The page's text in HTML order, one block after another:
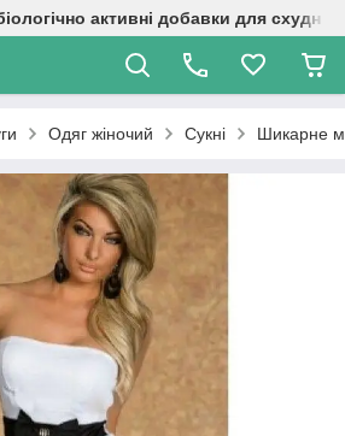
активні добавки для
Одяг жіночий Сукні Шикарне